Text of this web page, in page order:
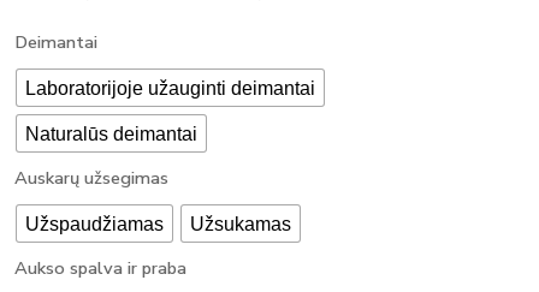
Deimantai
Laboratorijoje užauginti deimantai
Naturalūs deimantai
Auskarų užsegimas
Užspaudžiamas Užsukamas
Aukso spalva ir praba
produkto
HALO
auskarai
su
deimantais
-
OVAL
DEIMANTAI
(2.70